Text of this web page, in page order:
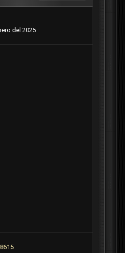
del 2025